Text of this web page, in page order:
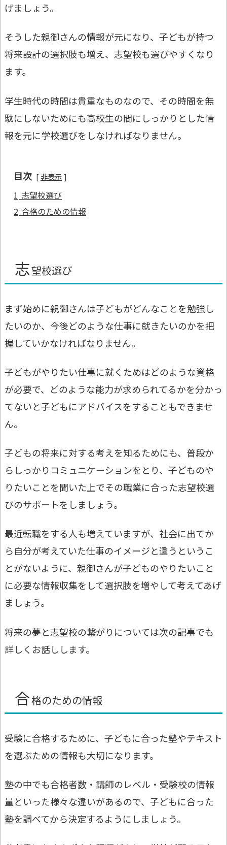
げましょう。
そうした親御さんの情報が元になり、子どもが持つ
将来設計の選択肢も増え、志望校も選びやすくなり
ます。
学生時代の時間は貴重なものなので、その時間を無
駄にしないためにも高校生の間にしっかりとした情
報を元に学校選びをしなければなりません。
目次 非表示
1 志望校選び
2 合格のための情報
志望校選び
まず始めに親御さんは子どもがどんなことを勉強し
たいのか、今後どのような仕事に就きたいのかを把
握していかなければなりません。
子どもがやりたい仕事に就くためはどのような資格
が必要で、どのような能力が求められてるかを分かっ
てないと子どもにアドバイスをすることもできませ
ん。
子どもの将来に対する考えを知るためにも、普段か
らしっかりコミュニケーションをとり、子どものや
りたいことを聞いた上でその職業に合った志望校選
びのサポートをしましょう。
最近転職をする人も増えていますが、社会に出てか
ら自分が考えていた仕事のイメージと違うというこ
とがないように、親御さんが子どものやりたいこと
に必要な情報収集をして選択肢を増やして考えてあげ
ましょう。
将来の夢と志望校の繋がりについては次の記事でも
詳しくお話しします。
合格のための情報
受験に合格するために、子どもに合った塾やテキスト
を選ぶための情報も大切になります。
塾の中でも合格者数・講師のレベル・受験校の情報
量といった様々な違いがあるので、子どもに合った
塾を調べてから決定するようにしましょう。